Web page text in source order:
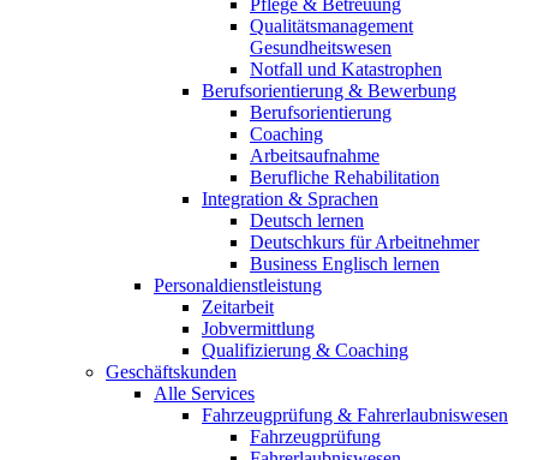
Qualitätsmanagement
Gesundheitswesen
Notfall und Katastrophen
Berufsorientierung & Bewerbung
Berufsorientierung
Coaching
Arbeitsaufnahme
Berufliche Rehabilitation
Integration & Sprachen
Deutsch lernen
Deutschkurs für Arbeitnehmer
Business Englisch lernen
Personaldienstleistung
Zeitarbeit
Jobvermittlung
Qualifizierung & Coaching
Geschäftskunden
Alle Services
Fahrzeugprüfung & Fahrerlaubniswesen
Fahrzeugprüfung